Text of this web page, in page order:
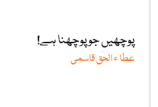
پوچھیں جو پوچھنا ہے!
عطا ء الحق قاسمی